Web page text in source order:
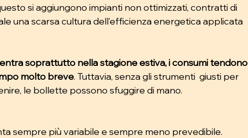
si aggiungono impianti non ottimizzati, contratti di
una scarsa cultura dell’efficienza energetica applicata
soprattutto nella stagione estiva, i consumi tendono
molto breve. Tuttavia, senza gli strumenti  giusti per
le bollette possono sfuggire di mano.
sempre più variabile e sempre meno prevedibile.